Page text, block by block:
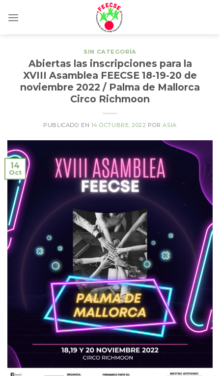
SIN CATEGORÍA
Abiertas las inscripciones para la
XVIII Asamblea FEECSE 18-19-20 de
noviembre 2022 / Palma de Mallorca
Circo Richmoon
PUBLICADO EN 14 OCTUBRE, 2022 PORASIA
14
Oct